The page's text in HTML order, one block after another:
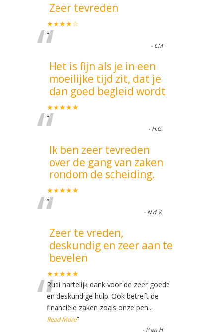
Zeer tevreden
★★★★☆
“
”
- CM
Het is fijn als je in een
moeilijke tijd zit, dat je
dan goed begleid wordt
★★★★★
“
”
- H.G.
Ik ben zeer tevreden
over de gang van zaken
rondom de scheiding.
★★★★★
“
”
- N.d.V.
Zeer te vreden,
deskundig en zeer aan te
bevelen
★★★★★
“Rudi hartelijk dank voor de zeer goede
en deskundige hulp. Ook betreft de
financiële zaken zoals onze pen...
Read More”
- P en H